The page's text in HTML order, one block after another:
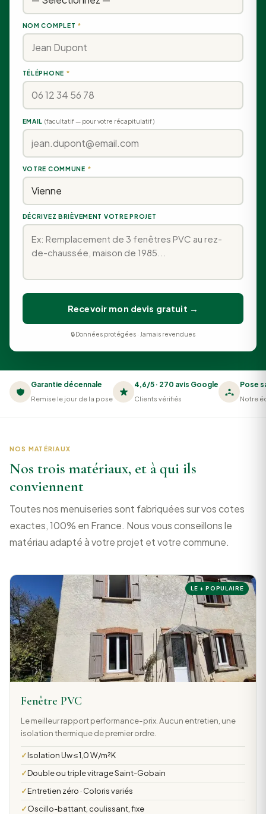
NOM COMPLET *
TÉLÉPHONE *
EMAIL (facultatif — pour votre récapitulatif)
VOTRE COMMUNE *
DÉCRIVEZ BRIÈVEMENT VOTRE PROJET
Recevoir mon devis gratuit →
🔒 Données protégées · Jamais revendues
Garantie décennale
Remise le jour de la pose
4,6/5 · 270 avis Google
Clients vérifiés
Pose
Notre
NOS MATÉRIAUX
Nos trois matériaux, et à qui ils
conviennent
Toutes nos menuiseries sont fabriquées sur vos cotes
exactes, 100% en France. Nous vous conseillons le
matériau adapté à votre projet et votre commune.
LE + POPULAIRE
Fenêtre PVC
Le meilleur rapport performance-prix. Aucun entretien, une
isolation thermique de premier ordre.
Isolation Uw ≤ 1,0 W/m²K
Double ou triple vitrage Saint-Gobain
Entretien zéro · Coloris variés
Oscillo-battant, coulissant, fixe